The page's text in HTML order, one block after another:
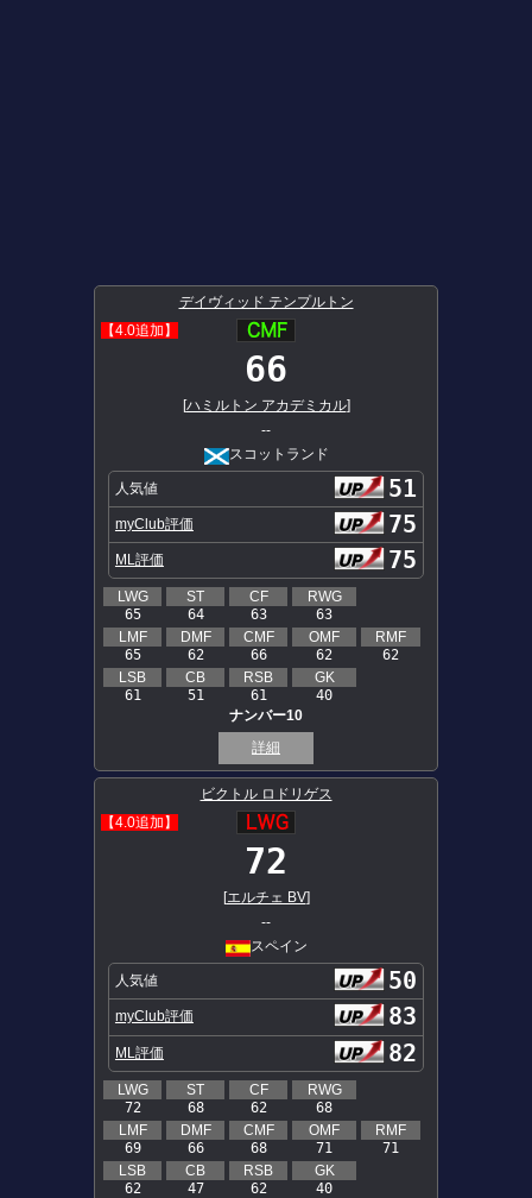
デイヴィッド テンプルトン
【4.0追加】
66
[ハミルトン アカデミカル]
--
スコットランド
人気値 51
myClub評価 75
ML評価 75
LWG
65
ST
64
CF
63
RWG
63
LMF
65
DMF
62
CMF
66
OMF
62
RMF
62
LSB
61
CB
51
RSB
61
GK
40
ナンバー10
詳細
ビクトル ロドリゲス
【4.0追加】
72
[エルチェ BV]
--
スペイン
人気値 50
myClub評価 83
ML評価 82
LWG
72
ST
68
CF
62
RWG
68
LMF
69
DMF
66
CMF
68
OMF
71
RMF
71
LSB
62
CB
47
RSB
62
GK
40